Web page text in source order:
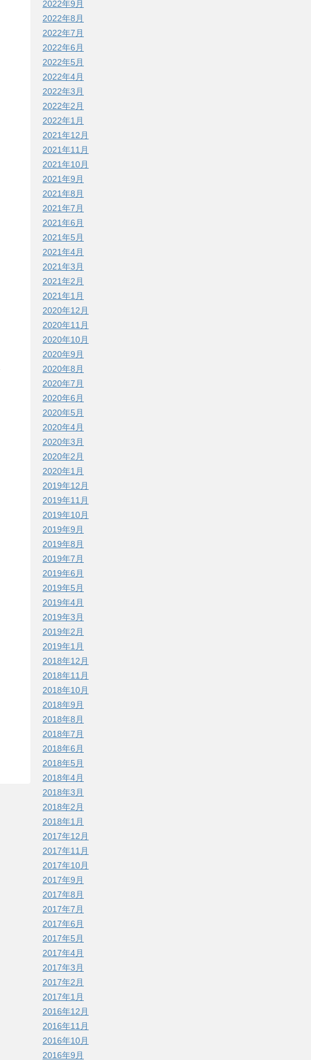
2022年9月
2022年8月
2022年7月
2022年6月
2022年5月
2022年4月
2022年3月
2022年2月
2022年1月
2021年12月
2021年11月
2021年10月
2021年9月
2021年8月
2021年7月
2021年6月
2021年5月
2021年4月
2021年3月
2021年2月
2021年1月
2020年12月
2020年11月
2020年10月
2020年9月
2020年8月
2020年7月
2020年6月
2020年5月
2020年4月
2020年3月
2020年2月
2020年1月
2019年12月
2019年11月
2019年10月
2019年9月
2019年8月
2019年7月
2019年6月
2019年5月
2019年4月
2019年3月
2019年2月
2019年1月
2018年12月
2018年11月
2018年10月
2018年9月
2018年8月
2018年7月
2018年6月
2018年5月
2018年4月
2018年3月
2018年2月
2018年1月
2017年12月
2017年11月
2017年10月
2017年9月
2017年8月
2017年7月
2017年6月
2017年5月
2017年4月
2017年3月
2017年2月
2017年1月
2016年12月
2016年11月
2016年10月
2016年9月